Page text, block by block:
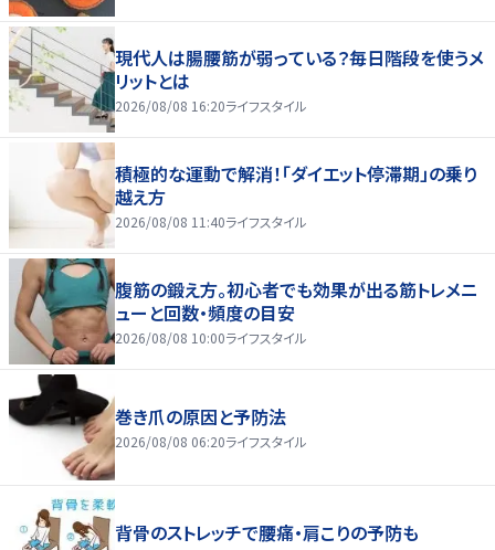
現代人は腸腰筋が弱っている？毎日階段を使うメ
リットとは
2026/08/08 16:20ライフスタイル
積極的な運動で解消！「ダイエット停滞期」の乗り
越え方
2026/08/08 11:40ライフスタイル
腹筋の鍛え方。初心者でも効果が出る筋トレメニ
ューと回数・頻度の目安
2026/08/08 10:00ライフスタイル
巻き爪の原因と予防法
2026/08/08 06:20ライフスタイル
背骨のストレッチで腰痛・肩こりの予防も